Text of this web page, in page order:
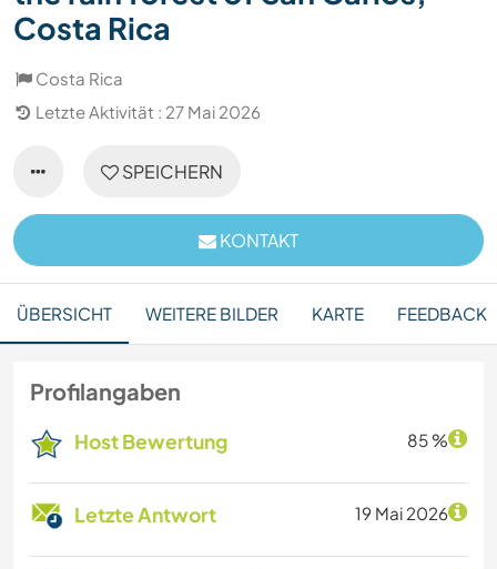
Costa Rica
Costa Rica
Letzte Aktivität : 27 Mai 2026
SPEICHERN
KONTAKT
ÜBERSICHT WEITERE BILDER KARTE FEEDBACK
Profilangaben
Host Bewertung 85 %
Letzte Antwort 19 Mai 2026